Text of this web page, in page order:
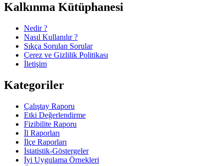
Kalkınma Kütüphanesi
Nedir ?
Nasıl Kullanılır ?
Sıkça Sorulan Sorular
Çerez ve Gizlilik Politikası
İletişim
Kategoriler
Çalıştay Raporu
Etki Değerlendirme
Fizibilite Raporu
İl Raporları
İlçe Raporları
İstatistik-Göstergeler
İyi Uygulama Örnekleri